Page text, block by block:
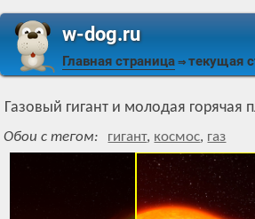
w-dog.ru
Главная страница ⇒ текущая
Газовый гигант и молодая горячая
Обои с тегом: гигант, космос, газ